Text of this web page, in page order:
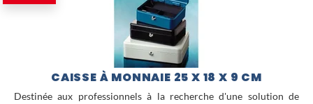
CAISSE À MONNAIE 25 X 18 X 9 CM
Destinée aux professionnels à la recherche d'une solution de